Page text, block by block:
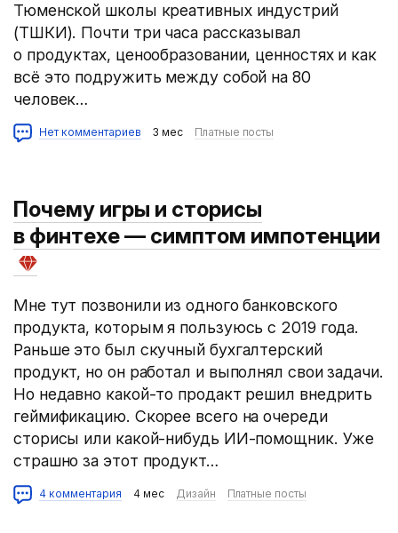
Тюменской школы креативных индустрий
(ТШКИ). Почти три часа рассказывал
о продуктах, ценообразовании, ценностях и как
всё это подружить между собой на 80
человек…
Нет комментариев 3 мес Платные посты
Почему игры и сторисы
в финтехе — симптом импотенции
Мне тут позвонили из одного банковского
продукта, которым я пользуюсь с 2019 года.
Раньше это был скучный бухгалтерский
продукт, но он работал и выполнял свои задачи.
Но недавно какой-то продакт решил внедрить
геймификацию. Скорее всего на очереди
сторисы или какой-нибудь ИИ-помощник. Уже
страшно за этот продукт…
4 комментария 4 мес Дизайн Платные посты